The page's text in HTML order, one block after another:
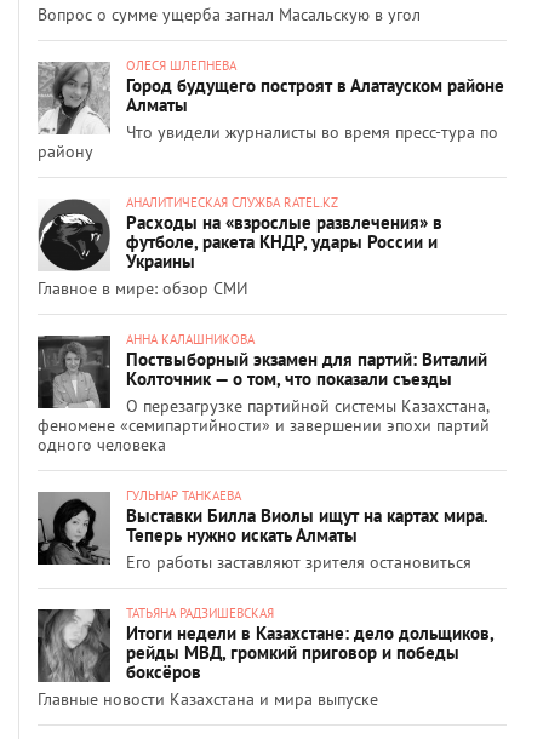
Вопрос о сумме ущерба загнал Масальскую в угол
ОЛЕСЯ ШЛЕПНЕВА
Город будущего построят в Алатауском районе
Алматы
Что увидели журналисты во время пресс-тура по
району
АНАЛИТИЧЕСКАЯ СЛУЖБА RATEL.KZ
Расходы на «взрослые развлечения» в
футболе, ракета КНДР, удары России и
Украины
Главное в мире: обзор СМИ
АННА КАЛАШНИКОВА
Поствыборный экзамен для партий: Виталий
Колточник — о том, что показали съезды
О перезагрузке партийной системы Казахстана,
феномене «семипартийности» и завершении эпохи партий
одного человека
ГУЛЬНАР ТАНКАЕВА
Выставки Билла Виолы ищут на картах мира.
Теперь нужно искать Алматы
Его работы заставляют зрителя остановиться
ТАТЬЯНА РАДЗИШЕВСКАЯ
Итоги недели в Казахстане: дело дольщиков,
рейды МВД, громкий приговор и победы
боксёров
Главные новости Казахстана и мира выпуске